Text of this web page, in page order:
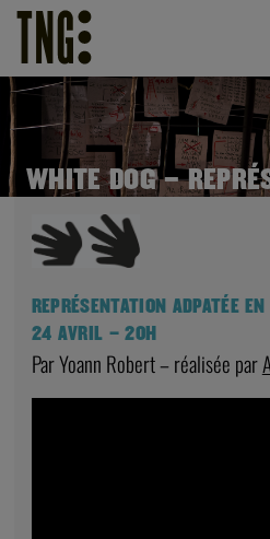
WHITE DOG –
REPRÉSENTATION ADPATÉE
24 AVRIL – 20H
Par Yoann Robert – réalisée par